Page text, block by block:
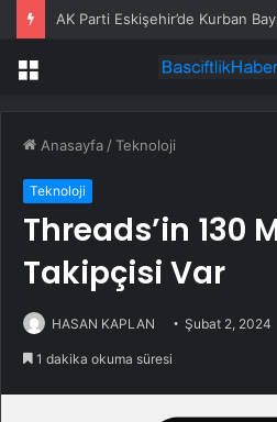
AK Parti Eskişehir’de Kurban
Menü
Anasayfa /Teknoloji
Teknoloji
Threads’in 130
Takipçisi Var
HASAN KAPLAN Şubat 2, 2024
1 dakika okuma süresi